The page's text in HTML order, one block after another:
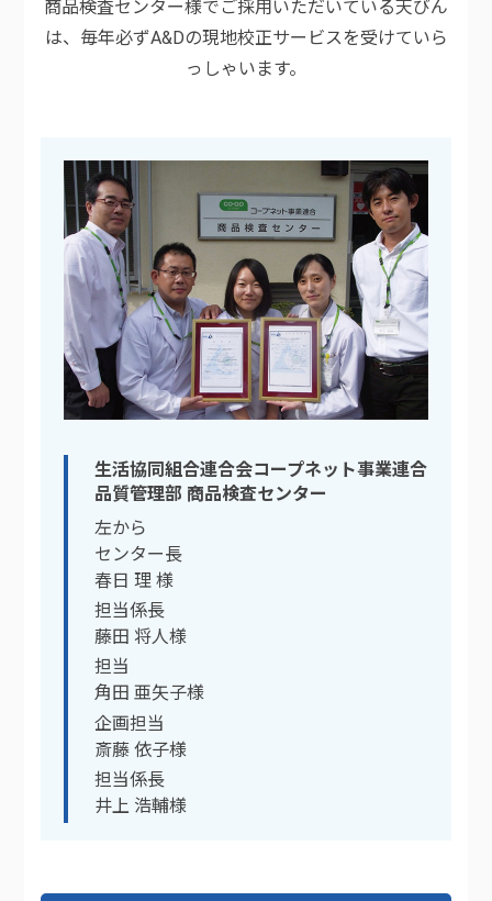
商品検査センター様でご採用いただいている天びん
は、毎年必ずA&Dの現地校正サービスを受けていら
っしゃいます。
生活協同組合連合会コープネット事業連合
品質管理部 商品検査センター
左から
センター長
春日 理 様
担当係長
藤田 将人様
担当
角田 亜矢子様
企画担当
斎藤 依子様
担当係長
井上 浩輔様